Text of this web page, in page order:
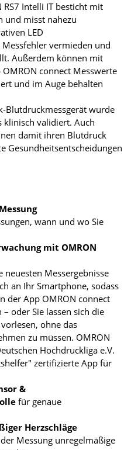
Intelli IT besticht mit
und misst nahezu
LED
vermieden und
Außerdem können mit
connect Messwerte
und im Auge behalten
Blutdruckmessgerät wurde
klinisch validiert. Auch
damit ihren Blutdruck
Gesundheitsentscheidungen
wann und wo Sie
mit OMRON
Messergebnisse
an Ihr Smartphone, sodass
der App OMRON connect
oder Sie lassen sich die
ohne das
zu müssen. OMRON
Hochdruckliga e.V.
zertifizierte App für
&
für genaue
Herzschläge
Messung unregelmäßige